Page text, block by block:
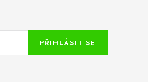
PŘIHLÁSIT SE